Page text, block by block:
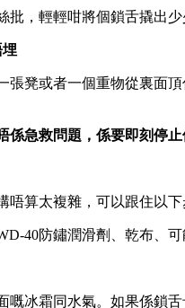
批，輕輕咁將個鎖舌撬出
埋
張凳或者一個重物從裏面
急救問題，係要即刻停
算太複雜，可以跟住以
40防鏽潤滑劑、乾布、可
嘅冰霜同水氣。如果係鎖